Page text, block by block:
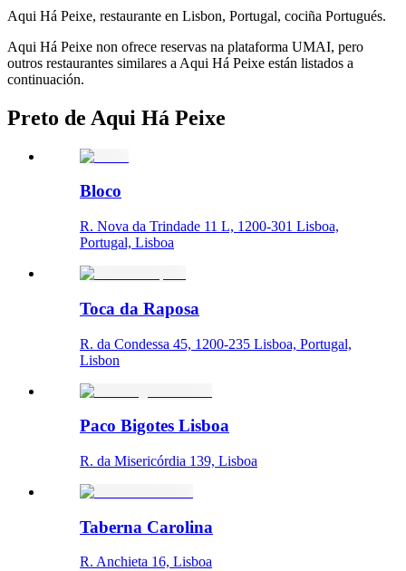
Aqui Há Peixe, restaurante en Lisbon, Portugal, cociña Portugués.
Aqui Há Peixe non ofrece reservas na plataforma UMAI, pero
outros restaurantes similares a Aqui Há Peixe están listados a
continuación.
Preto de Aqui Há Peixe
Bloco
R. Nova da Trindade 11 L, 1200-301 Lisboa,
Portugal, Lisboa
Toca da Raposa
R. da Condessa 45, 1200-235 Lisboa, Portugal,
Lisbon
Paco Bigotes Lisboa
R. da Misericórdia 139, Lisboa
Taberna Carolina
R. Anchieta 16, Lisboa